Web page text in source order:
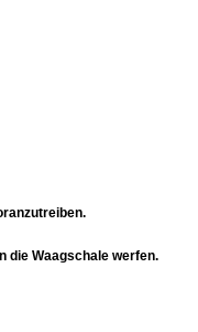
die Waagschale werfen.